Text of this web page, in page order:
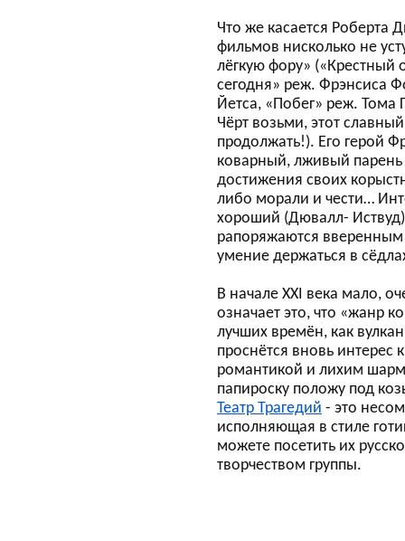
Что же касается Роберта
фильмов нисколько не
лёгкую фору» («Крестный
сегодня» реж. Фрэнсиса
Йетса, «Побег» реж. Тома
Чёрт возьми, этот
продолжать!). Его герой
коварный, лживый парень
достижения своих
либо морали и чести…
хороший (Дювалл-
рапоряжаются
умение держаться в
В начале ХХI века мало,
означает это, что «жанр
лучших времён, как
проснётся вновь интерес
романтикой и лихим
папироску положу под
Театр Трагедий - это
исполняющая в стиле
можете посетить их
творчеством группы.